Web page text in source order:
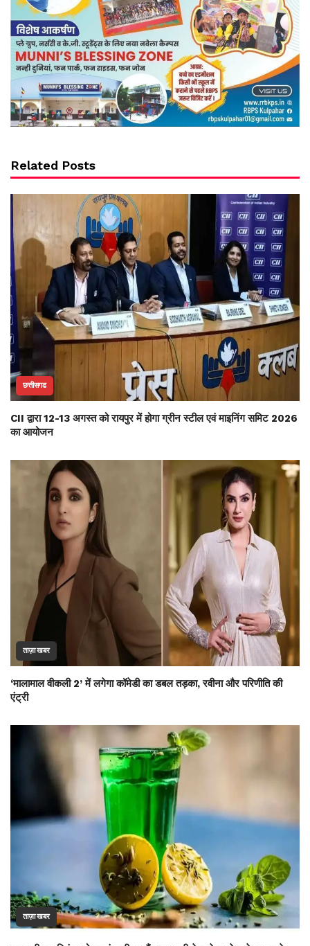
Related Posts
छत्तीसगढ
CII द्वारा 12-13 अगस्त को रायपुर में होगा ग्रीन स्टील एवं माइनिंग समिट 2026
का आयोजन
ताज़ा खबर
‘मालामाल वीकली 2’ में लगेगा कॉमेडी का डबल तड़का, रवीना और परिणीति की
एंट्री
ताज़ा खबर